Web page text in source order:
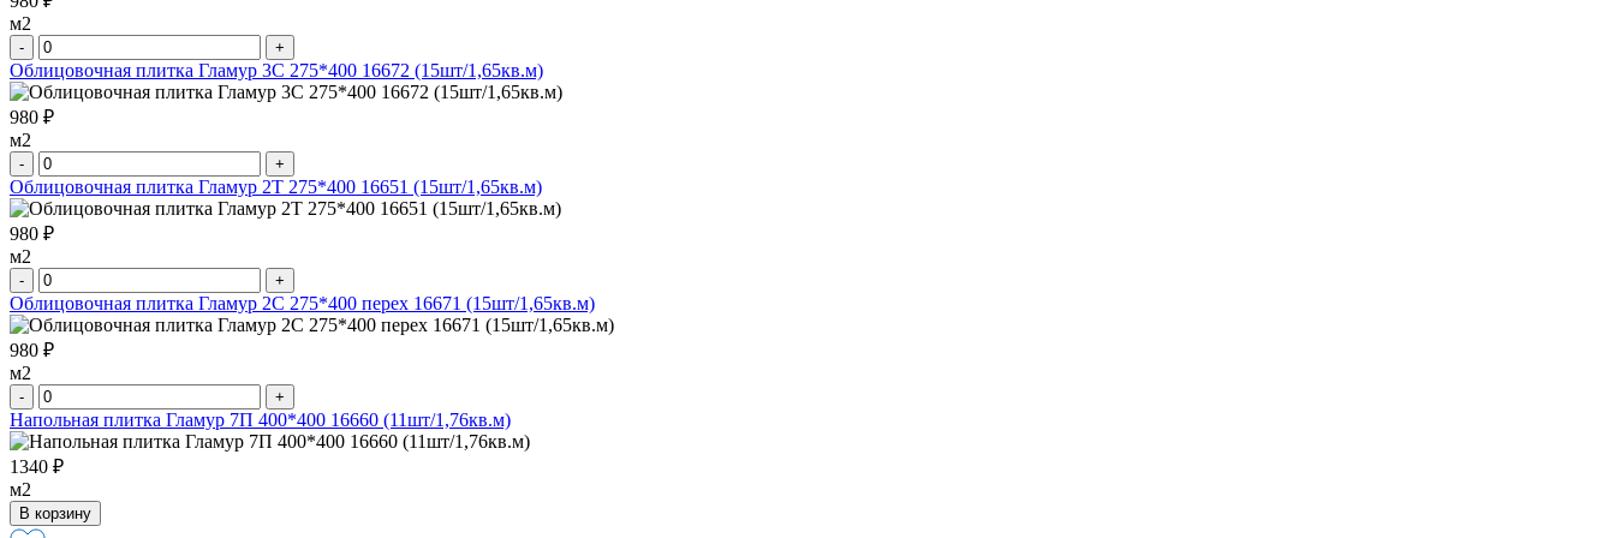
м2
- +
Облицовочная плитка Гламур 3С 275*400 16672 (15шт/1,65кв.м)
980 ₽
м2
- +
Облицовочная плитка Гламур 2Т 275*400 16651 (15шт/1,65кв.м)
980 ₽
м2
- +
Облицовочная плитка Гламур 2С 275*400 перех 16671 (15шт/1,65кв.м)
980 ₽
м2
- +
Напольная плитка Гламур 7П 400*400 16660 (11шт/1,76кв.м)
1340 ₽
м2
В корзину